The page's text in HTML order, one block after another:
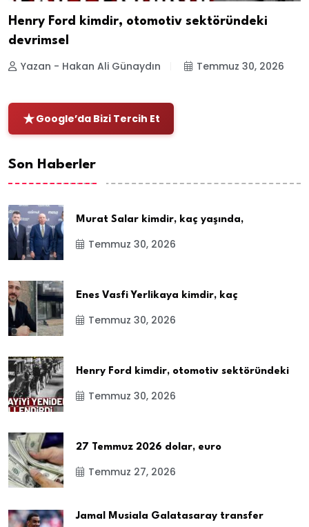
Henry Ford kimdir, otomotiv sektöründeki
devrimsel
Yazan - Hakan Ali Günaydın Temmuz 30, 2026
Google’da Bizi Tercih Et
Son Haberler
Murat Salar kimdir, kaç yaşında,
Temmuz 30, 2026
Enes Vasfi Yerlikaya kimdir, kaç
Temmuz 30, 2026
Henry Ford kimdir, otomotiv sektöründeki
Temmuz 30, 2026
27 Temmuz 2026 dolar, euro
Temmuz 27, 2026
Jamal Musiala Galatasaray transfer